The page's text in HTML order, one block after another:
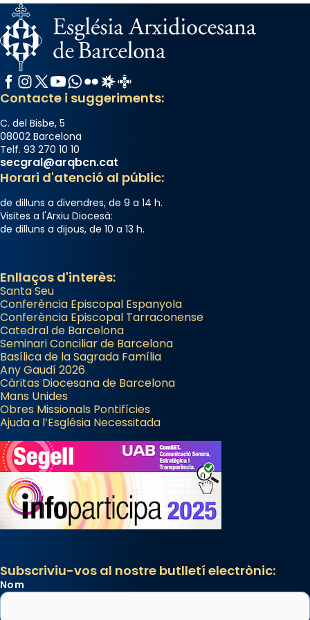
Facebook
Instagram
X / Twitter
YouTube
WhatsApp
FlickrRadio Estel
Catalunya Cristiana
Contacte i suggeriments:
C. del Bisbe, 5
08002 Barcelona
Telf. 93 270 10 10
secgral@arqbcn.cat
Horari d'atenció al públic:
de dilluns a divendres, de 9 a 14 h.
Visites a l'Arxiu Diocesà:
de dilluns a dijous, de 10 a 13 h.
Enllaços d'interès:
Santa Seu
Conferència Episcopal Espanyola
Conferència Episcopal Tarraconense
Catedral de Barcelona
Seminari Conciliar de Barcelona
Basílica de la Sagrada Família
Any Gaudí 2026
Càritas Diocesana de Barcelona
Mans Unides
Obres Missionals Pontifícies
Ajuda a l’Església Necessitada
Subscriviu-vos al nostre butlletí electrònic:
Nom